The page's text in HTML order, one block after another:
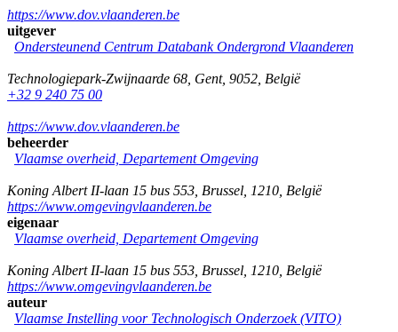
https://www.dov.vlaanderen.be
uitgever
Ondersteunend Centrum Databank Ondergrond Vlaanderen
Technologiepark-Zwijnaarde 68 Gent, 9052 België
+32 9 240 75 00
https://www.dov.vlaanderen.be
beheerder
Vlaamse overheid, Departement Omgeving
Koning Albert II-laan 15 bus 553 Brussel 1210 België
https://www.omgevingvlaanderen.be
eigenaar
Vlaamse overheid, Departement Omgeving
Koning Albert II-laan 15 bus 553 Brussel 1210 België
https://www.omgevingvlaanderen.be
auteur
Vlaamse Instelling voor Technologisch Onderzoek (VITO)